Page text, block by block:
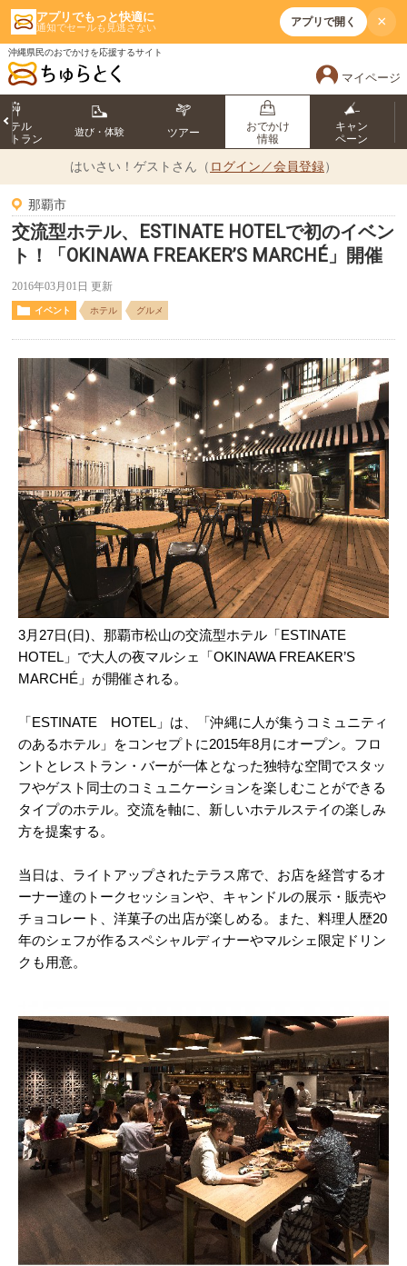
アプリでもっと快適に
通知でセールも見逃さない アプリで開く ×
沖縄県民のおでかけを応援するサイト
マイページ
ホテル
トラン
遊び・体験 ツアー
おでかけ
情報
キャン
ペーン
はいさい！ ゲストさん（ ログイン／会員登録）
那覇市
交流型ホテル、ESTINATE HOTELで初のイベン
ト！「OKINAWA FREAKER’S MARCHÉ」開催
2016年03月01日 更新
イベント ホテル グルメ
3月27日(日)、那覇市松山の交流型ホテル「ESTINATE
HOTEL」で大人の夜マルシェ「OKINAWA FREAKER’S
MARCHÉ」が開催される。
「ESTINATE HOTEL」は、「沖縄に人が集うコミュニティ
のあるホテル」をコンセプトに2015年8月にオープン。フロ
ントとレストラン・バーが一体となった独特な空間でスタッ
フやゲスト同士のコミュニケーションを楽しむことができる
タイプのホテル。交流を軸に、新しいホテルステイの楽しみ
方を提案する。
当日は、ライトアップされたテラス席で、お店を経営するオ
ーナー達のトークセッションや、キャンドルの展示・販売や
チョコレート、洋菓子の出店が楽しめる。また、料理人歴20
年のシェフが作るスペシャルディナーやマルシェ限定ドリン
クも用意。